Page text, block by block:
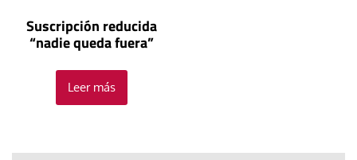
Suscripción reducida
“nadie queda fuera”
Leer más